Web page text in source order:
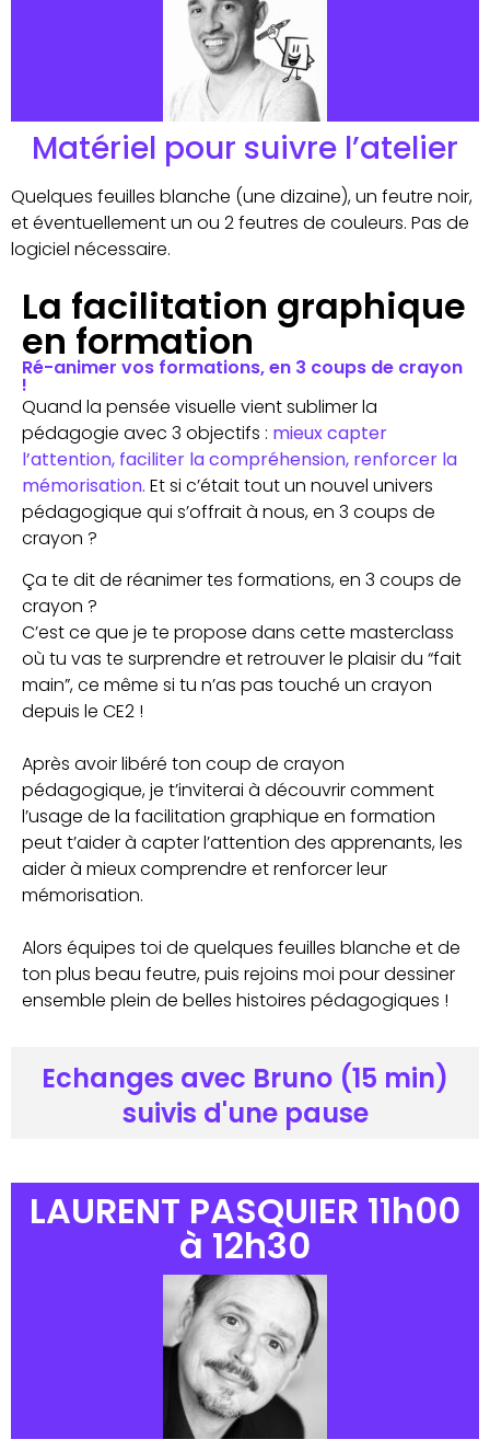
Matériel pour suivre l’atelier
Quelques feuilles blanche (une dizaine), un feutre noir,
et éventuellement un ou 2 feutres de couleurs. Pas de
logiciel nécessaire.
La facilitation graphique
en formation
Ré-animer vos formations, en 3 coups de crayon
!
Quand la pensée visuelle vient sublimer la
pédagogie avec 3 objectifs : mieux capter
l’attention, faciliter la compréhension, renforcer la
mémorisation. Et si c’était tout un nouvel univers
pédagogique qui s’offrait à nous, en 3 coups de
crayon ?
Ça te dit de réanimer tes formations, en 3 coups de
crayon ?
C’est ce que je te propose dans cette masterclass
où tu vas te surprendre et retrouver le plaisir du “fait
main”, ce même si tu n’as pas touché un crayon
depuis le CE2 !
Après avoir libéré ton coup de crayon
pédagogique, je t’inviterai à découvrir comment
l’usage de la facilitation graphique en formation
peut t’aider à capter l’attention des apprenants, les
aider à mieux comprendre et renforcer leur
mémorisation.
Alors équipes toi de quelques feuilles blanche et de
ton plus beau feutre, puis rejoins moi pour dessiner
ensemble plein de belles histoires pédagogiques !
Echanges avec Bruno (15 min)
suivis d'une pause
LAURENT PASQUIER 11h00
à 12h30